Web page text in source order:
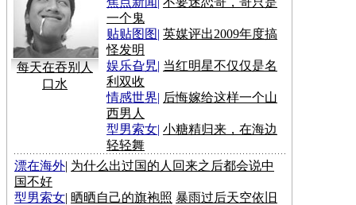
每天在吞别人
口水
一个鬼
贴贴图图| 英媒评出2009年度搞
怪发明
娱乐旮旯 | 当红明星不仅仅是名
利双收
情感世界| 后悔嫁给这样一个山
西男人
型男索女| 小糖精归来，在海边
轻轻舞
漂在海外| 为什么出过国的人回来之后都会说中
国不好
型男索女| 晒晒自己的旗袍照 暴雨过后天空依旧